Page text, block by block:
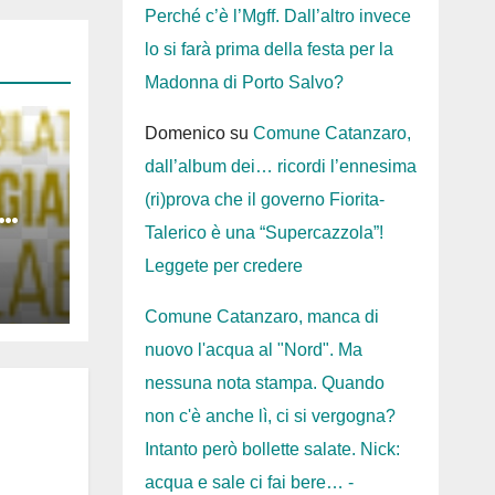
Perché c’è l’Mgff. Dall’altro invece
lo si farà prima della festa per la
Madonna di Porto Salvo?
Domenicosu Comune Catanzaro,
dall’album dei… ricordi l’ennesima
(ri)prova che il governo Fiorita-
Talerico è una “Supercazzola”!
Leggete per credere
Comune Catanzaro, manca di
nuovo l'acqua al "Nord". Ma
nessuna nota stampa. Quando
non c'è anche lì, ci si vergogna?
Intanto però bollette salate. Nick:
acqua e sale ci fai bere… -